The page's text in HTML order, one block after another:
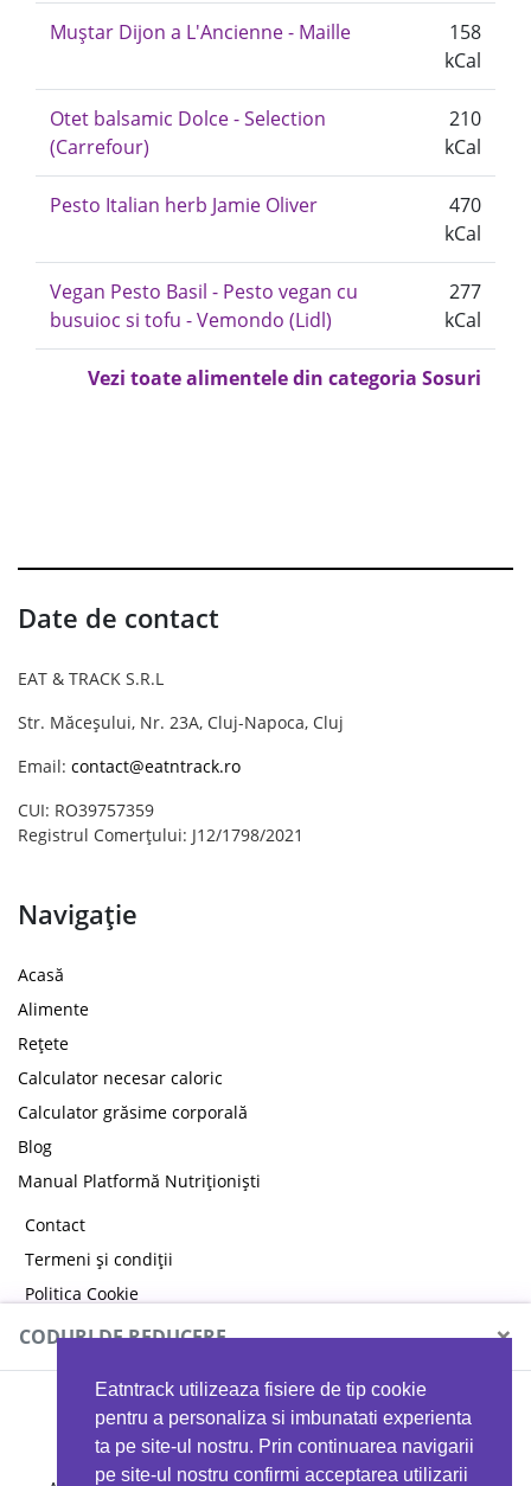
Eatntrack utilizeaza fisiere de tip cookie
pentru a personaliza si imbunatati experienta
ta pe site-ul nostru. Prin continuarea navigarii
pe site-ul nostru confirmi acceptarea utilizarii
Muștar Dijon a L'Ancienne - Maille
158
kCal
Otet balsamic Dolce - Selection
(Carrefour)
210
kCal
Pesto Italian herb Jamie Oliver
470
kCal
Vegan Pesto Basil - Pesto vegan cu
busuioc si tofu - Vemondo (Lidl)
277
kCal
Vezi toate alimentele din categoria Sosuri
Date de contact
EAT & TRACK S.R.L
Str. Măceșului, Nr. 23A, Cluj-Napoca, Cluj
Email: contact@eatntrack.ro
CUI: RO39757359
Registrul Comerțului: J12/1798/2021
Navigație
Acasă
Alimente
Rețete
Calculator necesar caloric
Calculator grăsime corporală
Blog
Manual Platformă Nutriționiști
Contact
Termeni și condiții
Politica Cookie
Politica de confidențialitate
CODURI DE REDUCERE ×
MYPROTEIN